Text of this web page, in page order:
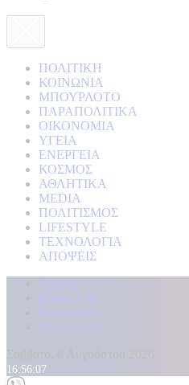
ΠΟΛΙΤΙΚΗ
ΚΟΙΝΩΝΙΑ
ΜΠΟΥΡΛΟΤΟ
ΠΑΡΑΠΟΛΙΤΙΚΑ
ΟΙΚΟΝΟΜΙΑ
ΥΓΕΙΑ
ΕΝΕΡΓΕΙΑ
ΚΟΣΜΟΣ
ΑΘΛΗΤΙΚΑ
MEDIA
ΠΟΛΙΤΙΣΜΟΣ
LIFESTYLE
ΤΕΧΝΟΛΟΓΙΑ
ΑΠΟΨΕΙΣ
Αρχική
Kontra Live
Καταγγελίες
Επικοινωνία
16:56:08